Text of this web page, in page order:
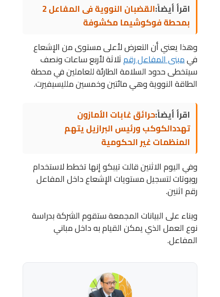
اقرأ أيضاً:
القضبان النووية فى المفاعل 2
بمحطة فوكوشيما مكشوفة
وهذا يعني أن التعرض لأعلى مستوى من الإشعاع
فيمبنى المفاعل رقمثلاثة لأربع ساعات ونصف
سيتخطى حدود السلامة الطارئة للعاملين في محطة
الطاقة النووية وهي مائتين وخمسين ملليسيفيرت.
اقرأ أيضاً:حرائق غابات الأمازون
تهددالكوكب ورئيس البرازيل يتهم
المنظمات غير الحكومية
وفي اليوم الاثنين قالت تيبكو إنها تخطط لاستخدام
روبوتات لتسجيل مستويات الإشعاع داخل المفاعل
رقم اثنين.
وبناء على البيانات المجمعة ستقوم الشركة بدراسة
نوع العمل الذي يمكن القيام به داخل مباني
المفاعل.